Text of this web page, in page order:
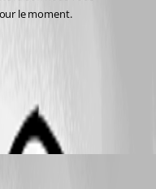
le moment.